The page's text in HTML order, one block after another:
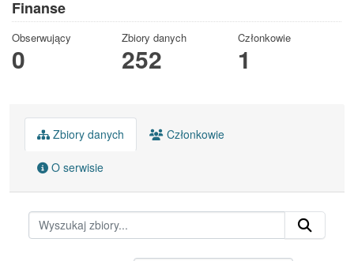
Finanse
Obserwujący
0
Zbiory danych
252
Członkowie
1
Zbiory danych Członkowie
O serwisie